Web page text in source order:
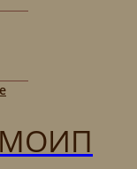
МОИП